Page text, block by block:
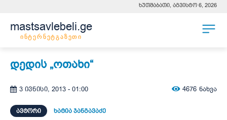
ხუთშაბათი, აგვისტო 6, 2026
mastsavlebeli.ge
ინტერნეტგაზეთი
დედის „ოთახი“
3 ივნისი, 2013 - 01:00 4676 ნახვა
ᲐᲕᲢᲝᲠᲘ ხატია ჯანგავაძე